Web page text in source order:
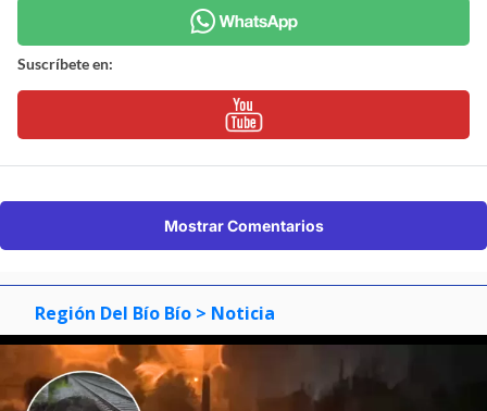
Suscríbete en:
Mostrar Comentarios
Región Del Bío Bío > Noticia